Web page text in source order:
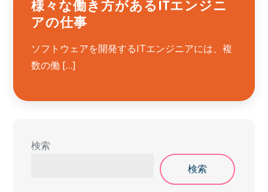
様々な働き方があるITエンジニ
アの仕事
ソフトウェアを開発するITエンジニアには、複
数の働 […]
検索
検索